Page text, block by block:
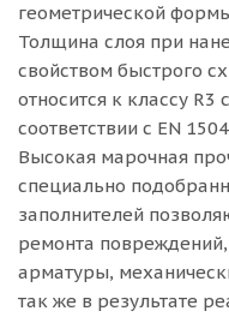
геометрической
Толщина слоя при
свойством быстрого
относится к классу
соответствии с EN
Высокая марочная
специально
заполнителей
ремонта
арматуры,
так же в результате